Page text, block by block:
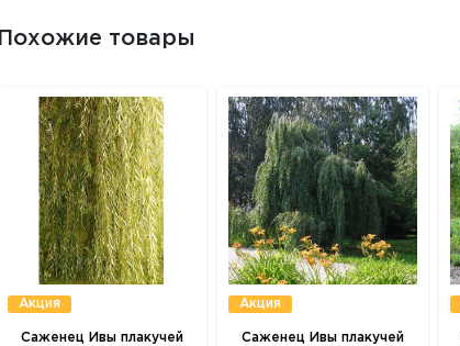
Похожие товары
Акция
Саженец Ивы плакучей
Акция
Саженец Ивы плакучей